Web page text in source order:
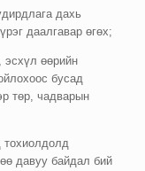
дахь
даалгавар өгөх;
эсхүл өөрийн
бусад
төр, чадварын
тохиолдолд
давуу байдал бий